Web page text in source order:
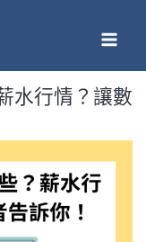
水行情？讓數